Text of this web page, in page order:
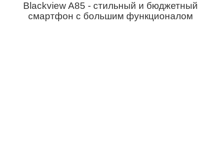
Blackview A85 - стильный и бюджетный
смартфон с большим функционалом